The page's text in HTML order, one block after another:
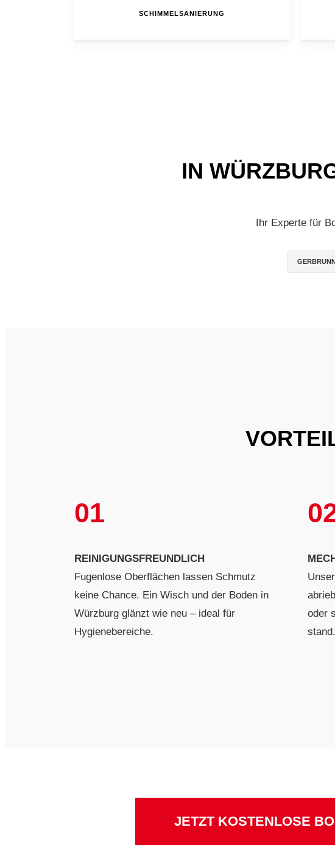
SCHIMMELSANIERUNG
IN
Ihr Experte für
01
REINIGUNGSFREUNDLICH
Fugenlose Oberflächen lassen Schmutz
keine Chance. Ein Wisch und der Boden in
Würzburg glänzt wie neu – ideal für
Hygienebereiche.
oder
stand.
JETZT KOSTENLOSE